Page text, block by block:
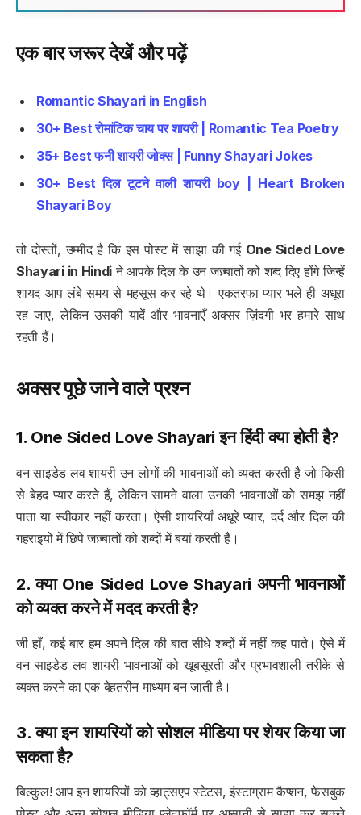
एक बार जरूर देखें और पढ़ें
Romantic Shayari in English
30+ Best रोमांटिक चाय पर शायरी | Romantic Tea Poetry
35+ Best फनी शायरी जोक्स | Funny Shayari Jokes
30+ Best दिल टूटने वाली शायरी boy | Heart Broken
Shayari Boy
तो दोस्तों, उम्मीद है कि इस पोस्ट में साझा की गई One Sided Love
Shayari in Hindi ने आपके दिल के उन जज़्बातों को शब्द दिए होंगे जिन्हें
शायद आप लंबे समय से महसूस कर रहे थे। एकतरफा प्यार भले ही अधूरा
रह जाए, लेकिन उसकी यादें और भावनाएँ अक्सर ज़िंदगी भर हमारे साथ
रहती हैं।
अक्सर पूछे जाने वाले प्रश्न
1. One Sided Love Shayariइन हिंदी क्या होती है?
वन साइडेड लव शायरी उन लोगों की भावनाओं को व्यक्त करती है जो किसी
से बेहद प्यार करते हैं, लेकिन सामने वाला उनकी भावनाओं को समझ नहीं
पाता या स्वीकार नहीं करता। ऐसी शायरियाँ अधूरे प्यार, दर्द और दिल की
गहराइयों में छिपे जज़्बातों को शब्दों में बयां करती हैं।
2. क्या One Sided Love Shayari अपनी भावनाओं
को व्यक्त करने में मदद करती है?
जी हाँ, कई बार हम अपने दिल की बात सीधे शब्दों में नहीं कह पाते। ऐसे में
वन साइडेड लव शायरी भावनाओं को खूबसूरती और प्रभावशाली तरीके से
व्यक्त करने का एक बेहतरीन माध्यम बन जाती है।
3. क्या इन शायरियों को सोशल मीडिया पर शेयर किया जा
सकता है?
बिल्कुल! आप इन शायरियों को व्हाट्सएप स्टेटस, इंस्टाग्राम कैप्शन, फेसबुक